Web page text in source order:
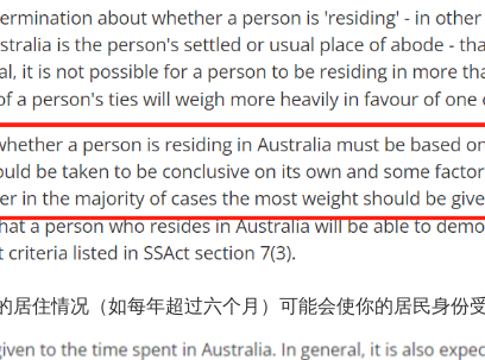
住情况（如每年超过六个月）可能会使你的居民身份受